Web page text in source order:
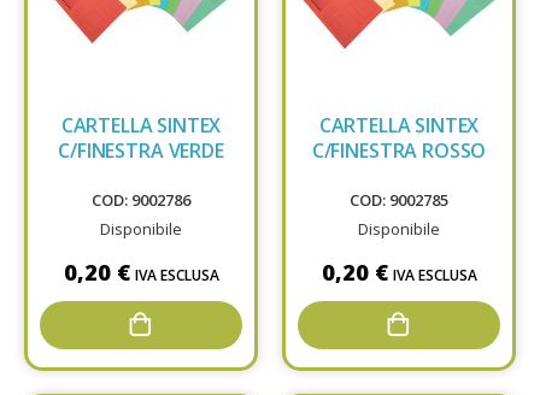
CARTELLA SINTEX
C/FINESTRA VERDE
COD: 9002786
Disponibile
0,20 € IVA ESCLUSA
CARTELLA SINTEX
C/FINESTRA ROSSO
COD: 9002785
Disponibile
0,20 € IVA ESCLUSA